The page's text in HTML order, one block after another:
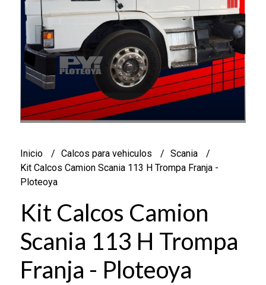
Inicio Calcos para vehiculos
Scania
Kit Calcos Camion Scania 113 H Trompa Franja -
Ploteoya
Kit Calcos Camion
Scania 113 H Trompa
Franja - Ploteoya